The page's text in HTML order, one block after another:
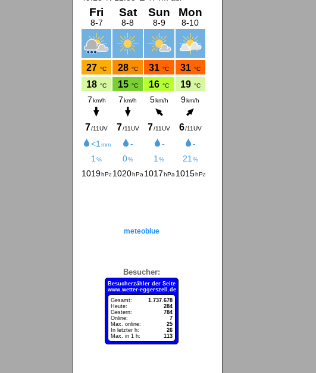
meteoblue
Besucher:
Besucherzähler der Seite
www.wetter-eggerszell.de
Gesamt:
1.737.678
Heute:
284
Gestern:
784
Online:
7
Max. online:
25
In letzter h:
26
Max. in 1 h:
113